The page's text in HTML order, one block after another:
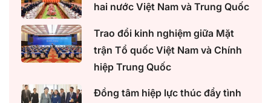
hai nước Việt Nam và Trung Quốc
Trao đổi kinh nghiệm giữa Mặt
trận Tổ quốc Việt Nam và Chính
hiệp Trung Quốc
Đồng tâm hiệp lực thúc đẩy tình